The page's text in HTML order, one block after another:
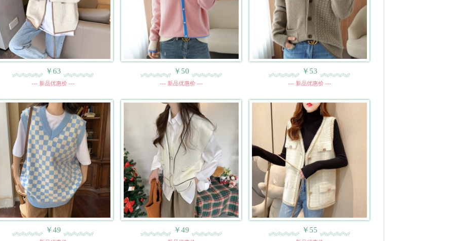
￥63
--- 新品优惠价 ---
￥50
--- 新品优惠价 ---
￥53
--- 新品优惠价 ---
￥49 ￥49 ￥55